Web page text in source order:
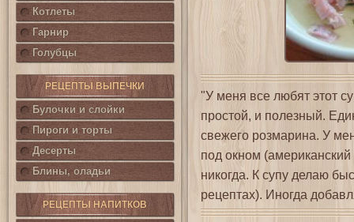
Котлеты
Гарнир
Голубцы
РЕЦЕПТЫ ВЫПЕЧКИ
Булочки и слойки
Пироги и торты
Десерты
Блины, оладьи
РЕЦЕПТЫ НАПИТКОВ
"У меня все любят этот
простой, и полезный.
свежего розмарина. У
под окном
никогда. К супу делаю
рецептах). Иногда